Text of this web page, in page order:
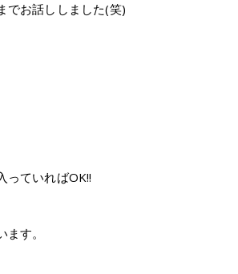
でお話ししました(笑)
っていればOK!!
す。